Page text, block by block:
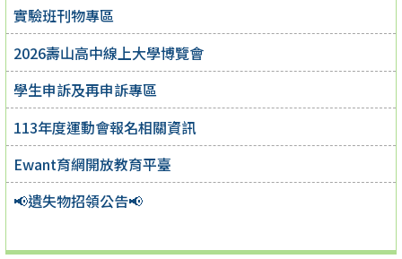
實驗班刊物專區
2026壽山高中線上大學博覽會
學生申訴及再申訴專區
113年度運動會報名相關資訊
Ewant育網開放教育平臺
📢遺失物招領公告📢